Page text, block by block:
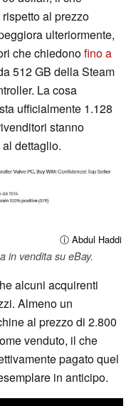
al prezzo
ulteriormente,
che chiedonofino a
512 GB della Steam
La cosa
ufficialmente 1.128
stanno
dettaglio.
ⓘ Abdul Haddi
in vendita su eBay.
alcuni acquirenti
Almeno un
al prezzo di 2.800
venduto, il che
pagato quel
in anticipo.